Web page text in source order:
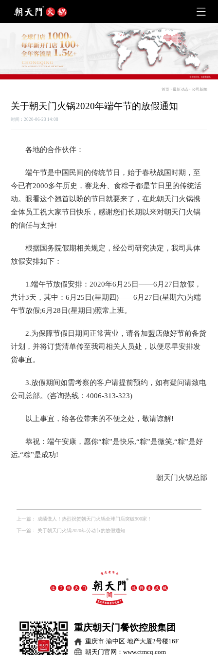
首页 >最新动态> 公司新闻
关于朝天门火锅2020年端午节的放假通知
时间：2020-06-23 14:08
各地的合作伙伴：
端午节是中国民间的传统节日，始于春秋战国时期，至
今已有2000多年历史，赛龙舟、食粽子都是节日里的传统活
动。眼看这个翘首以盼的节日就要来了，在此朝天门火锅携
全体员工祝大家节日快乐，感谢您们长期以来对朝天门火锅
的信任与支持!
根据国务院假期相关规定，经公司研究决定，我司具体
放假安排如下：
1.端午节放假安排：2020年6月25日——6月27日放假，
共计3天，其中：6月25日(星期四)——6月27日(星期六)为端
午节放假;6月28日(星期日)照常上班。
2.为保障节假日期间正常营业，请各加盟店做好节前备货
计划，并将订货清单传至我司相关人员处，以便尽早安排发
货事宜。
3.放假期间如需考察的客户请提前预约，如有疑问请致电
公司总部。(咨询热线：4006-313-323)
以上事宜，给各位带来的不便之处，敬请谅解!
恭祝：端午安康，愿你“粽”是快乐,“粽”是微笑,“粽”是好
运,“粽”是成功!
朝天门火锅总部
上一篇： 成绩傲人！热烈祝贺朝天门火锅全球门店突破900家！
下一篇： 关于朝天门火锅2020年劳动节的放假通知
重庆朝天门餐饮控股集团
重庆市·渝中区·地产大厦2号楼16F
朝天门官网：www.ctmcq.com